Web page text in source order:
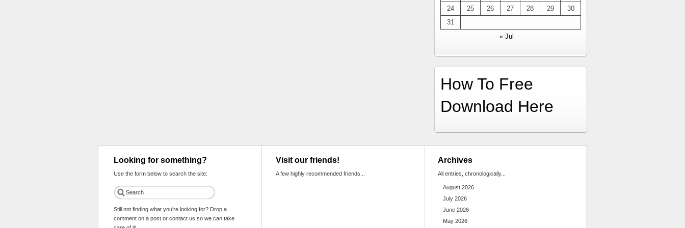
24
25 26 27 28 29
30
31
« Jul
How To Free
Download Here
Looking for something?
Use the form below to search the site:
Still not finding what you're looking for? Drop a
comment on a post or contact us so we can take
Visit our friends!
A few highly recommended friends...
Archives
All entries, chronologically...
August 2026
July 2026
June 2026
May 2026